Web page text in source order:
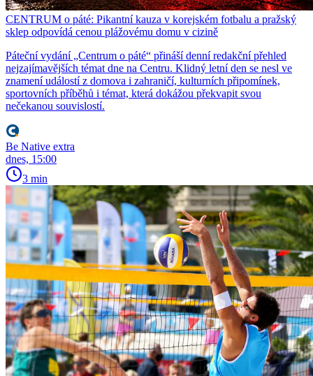
CENTRUM o páté: Pikantní kauza v korejském fotbalu a pražský
sklep odpovídá cenou plážovému domu v cizině
Páteční vydání „Centrum o páté“ přináší denní redakční přehled
nejzajímavějších témat dne na Centru. Klidný letní den se nesl ve
znamení událostí z domova i zahraničí, kulturních připomínek,
sportovních příběhů i témat, která dokážou překvapit svou
nečekanou souvislostí.
Be Native extra
dnes, 15:00
3 min